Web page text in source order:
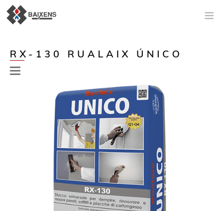
PRODUCTOS
MAESTRO PINTOR
IMPERMEABILIZACIÓN
ESPACIO TÉCNICO
AYUDA A LA VENTA
NOTICIAS
RX-130 RUALAIX ÚNICO